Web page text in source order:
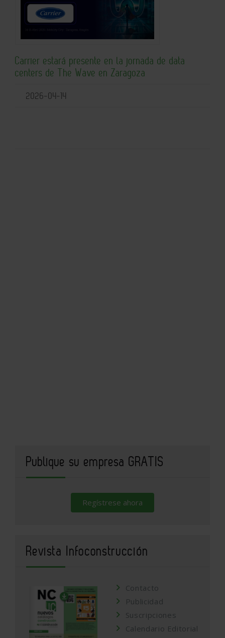
Carrier estará presente en la jornada de data
centers de The Wave en Zaragoza
2026-04-14
Publique su empresa GRATIS
Regístrese ahora
Revista Infoconstrucción
Contacto
Publicidad
Suscripciones
Calendario Editorial